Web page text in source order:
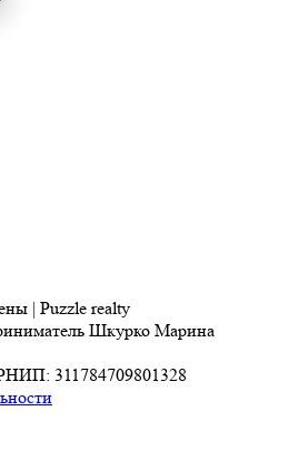
| Puzzle realty
Шкурко Марина
311784709801328